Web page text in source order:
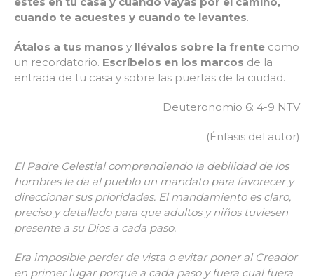
cuando te acuestes y cuando te levantes.
Átalos a tus manos y llévalos sobre la frente como
un recordatorio. Escríbelos en los marcos de la
entrada de tu casa y sobre las puertas de la ciudad.
Deuteronomio 6: 4-9 NTV
(Énfasis del autor)
El Padre Celestial comprendiendo la debilidad de los
hombres le da al pueblo un mandato para favorecer y
direccionar sus prioridades. El mandamiento es claro,
preciso y detallado para que adultos y niños tuviesen
presente a su Dios a cada paso.
Era imposible perder de vista o evitar poner al Creador
en primer lugar porque a cada paso y fuera cual fuera